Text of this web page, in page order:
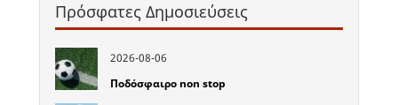
Πρόσφατες Δημοσιεύσεις
2026-08-06
Ποδόσφαιρο non stop